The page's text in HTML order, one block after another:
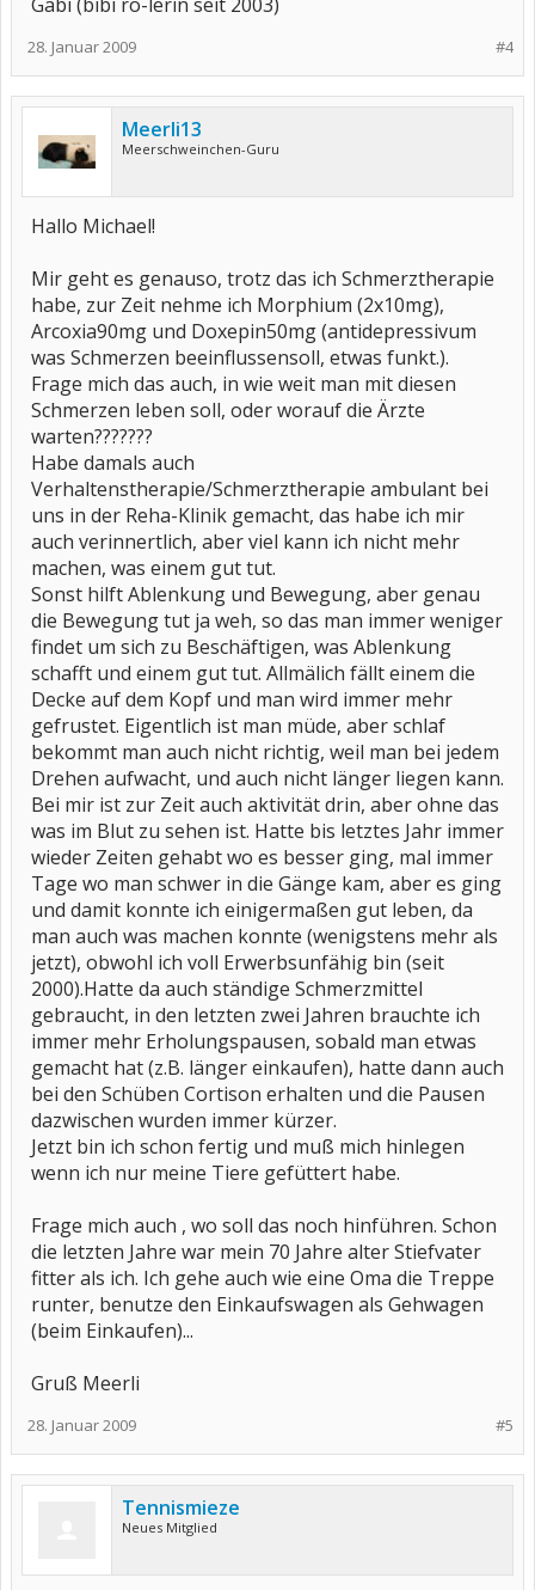
#4
28. Januar 2009
Meerli13
Meerschweinchen-Guru
Hallo Michael!
Mir geht es genauso, trotz das ich Schmerztherapie
habe, zur Zeit nehme ich Morphium (2x10mg),
Arcoxia90mg und Doxepin50mg (antidepressivum
was Schmerzen beeinflussensoll, etwas funkt.).
Frage mich das auch, in wie weit man mit diesen
Schmerzen leben soll, oder worauf die Ärzte
warten???????
Habe damals auch
Verhaltenstherapie/Schmerztherapie ambulant bei
uns in der Reha-Klinik gemacht, das habe ich mir
auch verinnertlich, aber viel kann ich nicht mehr
machen, was einem gut tut.
Sonst hilft Ablenkung und Bewegung, aber genau
die Bewegung tut ja weh, so das man immer weniger
findet um sich zu Beschäftigen, was Ablenkung
schafft und einem gut tut. Allmälich fällt einem die
Decke auf dem Kopf und man wird immer mehr
gefrustet. Eigentlich ist man müde, aber schlaf
bekommt man auch nicht richtig, weil man bei jedem
Drehen aufwacht, und auch nicht länger liegen kann.
Bei mir ist zur Zeit auch aktivität drin, aber ohne das
was im Blut zu sehen ist. Hatte bis letztes Jahr immer
wieder Zeiten gehabt wo es besser ging, mal immer
Tage wo man schwer in die Gänge kam, aber es ging
und damit konnte ich einigermaßen gut leben, da
man auch was machen konnte (wenigstens mehr als
jetzt), obwohl ich voll Erwerbsunfähig bin (seit
2000).Hatte da auch ständige Schmerzmittel
gebraucht, in den letzten zwei Jahren brauchte ich
immer mehr Erholungspausen, sobald man etwas
gemacht hat (z.B. länger einkaufen), hatte dann auch
bei den Schüben Cortison erhalten und die Pausen
dazwischen wurden immer kürzer.
Jetzt bin ich schon fertig und muß mich hinlegen
wenn ich nur meine Tiere gefüttert habe.
Frage mich auch , wo soll das noch hinführen. Schon
die letzten Jahre war mein 70 Jahre alter Stiefvater
fitter als ich. Ich gehe auch wie eine Oma die Treppe
runter, benutze den Einkaufswagen als Gehwagen
(beim Einkaufen)...
Gruß Meerli
#5
28. Januar 2009
Tennismieze
Neues Mitglied